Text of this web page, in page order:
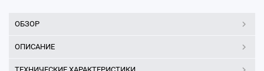
ОБЗОР
ОПИСАНИЕ